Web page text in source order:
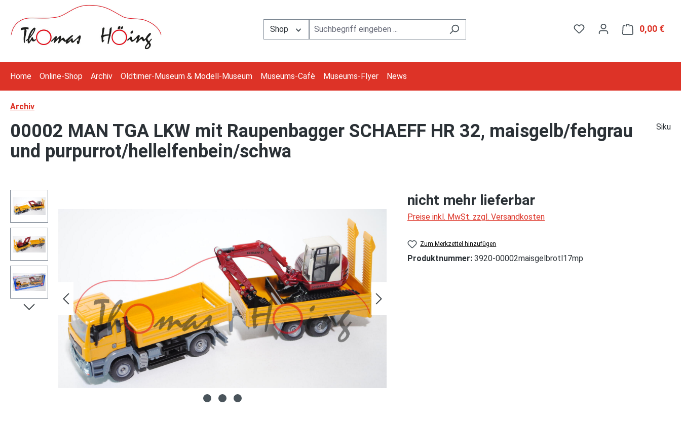
Hauptinhalt springen
Zur Suche springen
Zur Hauptnavigation springen
Shop
0,00 €
Home Online-Shop Archiv Oldtimer-Museum & Modell-Museum Museums-Cafè Museums-Flyer News
Archiv
00002 MAN TGA LKW mit Raupenbagger SCHAEFF HR 32, maisgelb/fehgrau
und purpurrot/hellelfenbein/schwa
Siku
Bildergalerie überspringen nicht mehr lieferbar
Preise inkl. MwSt. zzgl. Versandkosten
Zum Merkzettel hinzufügen
Produktnummer: 3920-00002maisgelbrotl17mp